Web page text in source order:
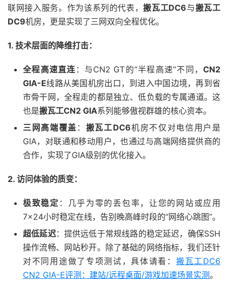
联网接入服务。作为该系列的代表，搬瓦工DC6与搬瓦工
DC9机房，更是实现了三网双向全程优化。
1. 技术层面的降维打击：
全程高速直连 ：与CN2 GT的“半程高速”不同， CN2
GIA-E线路从美国机房出口，到进入中国边境，再到省
市骨干网，全程走的都是独立、低负载的专属通道。这
也是搬瓦工CN2 GIA系列能够傲视群雄的核心资本。
三网高端覆盖 ： 搬瓦工DC6机房不仅对电信用户是
GIA，对联通和移动用户，也通过与高端网络提供商的
合作，实现了GIA级别的优化接入。
2. 访问体验的质变：
极致稳定 ：几乎为零的丢包率，让您的网站或应用
7×24小时稳定在线，告别晚高峰时段的“网络心跳图”。
超低延迟：提供远低于常规线路的稳定延迟，确保SSH
操作流畅、网站秒开。除了基础的网络指标，我们还针
对不同用途做了专项测试，具体请看： 搬瓦工DC6
CN2 GIA-E评测：建站/远程桌面/游戏加速场景实测。